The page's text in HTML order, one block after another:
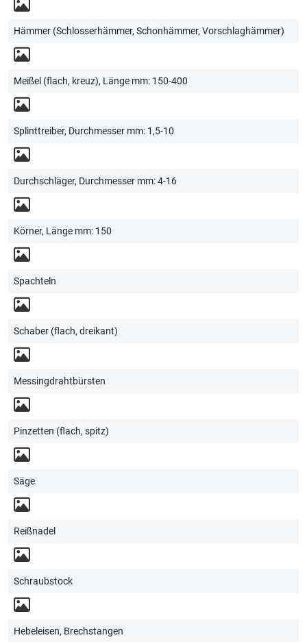
Hämmer (Schlosserhämmer, Schonhämmer, Vorschlaghämmer)
Meißel (flach, kreuz), Länge mm: 150-400
Splinttreiber, Durchmesser mm: 1,5-10
Durchschläger, Durchmesser mm: 4-16
Körner, Länge mm: 150
Spachteln
Schaber (flach, dreikant)
Messingdrahtbürsten
Pinzetten (flach, spitz)
Säge
Reißnadel
Schraubstock
Hebeleisen, Brechstangen